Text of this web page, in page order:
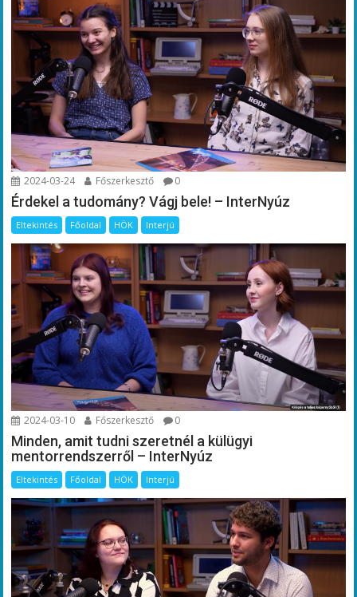
2024-03-24 Főszerkesztő 0
Érdekel a tudomány? Vágj bele! – InterNyúz
Eltekintés Főoldal HÖK Interjú
2024-03-10 Főszerkesztő 0
Minden, amit tudni szeretnél a külügyi
mentorrendszerről – InterNyúz
Eltekintés Főoldal HÖK Interjú